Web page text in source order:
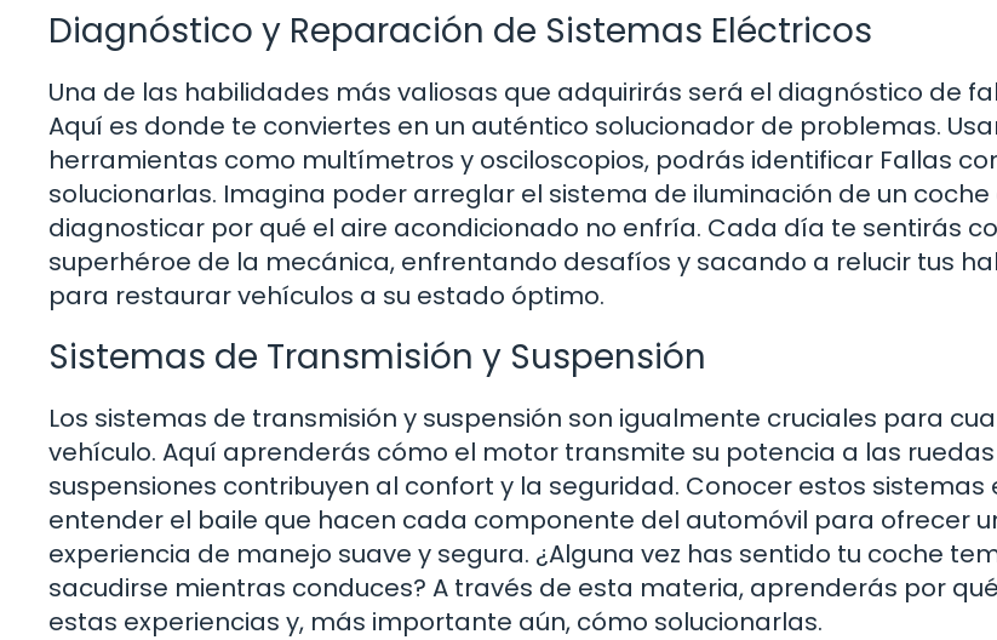
Diagnóstico y Reparación de Sistemas Eléctricos
Una de las habilidades más valiosas que adquirirás será el diagnóstico de
Aquí es donde te conviertes en un auténtico solucionador de problemas.
herramientas como multímetros y osciloscopios, podrás identificar Fallas
solucionarlas. Imagina poder arreglar el sistema de iluminación de un coche
diagnosticar por qué el aire acondicionado no enfría. Cada día te sentirás
superhéroe de la mecánica, enfrentando desafíos y sacando a relucir tus
para restaurar vehículos a su estado óptimo.
Sistemas de Transmisión y Suspensión
Los sistemas de transmisión y suspensión son igualmente cruciales para
vehículo. Aquí aprenderás cómo el motor transmite su potencia a las
suspensiones contribuyen al confort y la seguridad. Conocer estos sistemas
entender el baile que hacen cada componente del automóvil para ofrecer
experiencia de manejo suave y segura. ¿Alguna vez has sentido tu coche
sacudirse mientras conduces? A través de esta materia, aprenderás por
estas experiencias y, más importante aún, cómo solucionarlas.